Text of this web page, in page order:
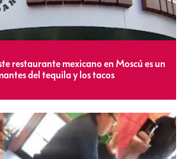
restaurante mexicano en Moscú es un
del tequila y los tacos